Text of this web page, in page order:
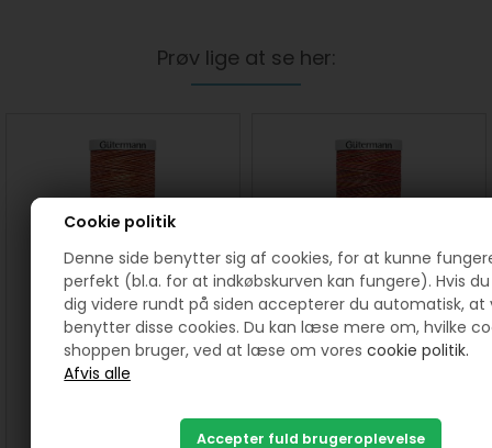
Cookie politik
Denne side benytter sig af cookies, for at kunne
perfekt (bl.a. for at indkøbskurven kan fungere). Hvis du
dig videre rundt på siden accepterer du automatisk, at
benytter disse cookies. Du kan læse mere om, hvilke
shoppen bruger, ved at læse om vorescookie politik.
Prøv lige at se her:
304 Meleret Cotton 30
quiltetråd farve 4066
40,00
KØB
305 Meleret Cotton 30
quiltetråd farve 4006
SE MERE KØB